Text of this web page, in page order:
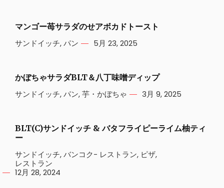
マンゴー苺サラダのせアボカドトースト
サンドイッチ,パン 5月 23, 2025
かぼちゃサラダBLT＆八丁味噌ディップ
サンドイッチ,パン,芋・かぼちゃ 3月 9, 2025
BLT(C)サンドイッチ & バタフライピーライム柚ティ
ー
サンドイッチ,バンコク- レストラン, ピザ,
レストラン
12月 28, 2024